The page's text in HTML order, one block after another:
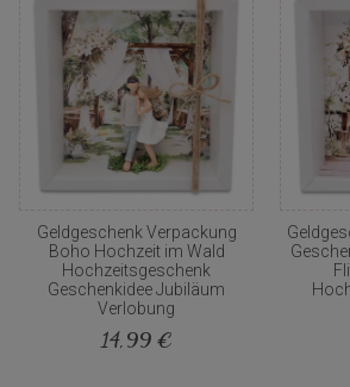
Geldgeschenk Verpackung
Boho Hochzeit im Wald
Hochzeitsgeschenk
Geschenkidee Jubiläum
Verlobung
14,99 €